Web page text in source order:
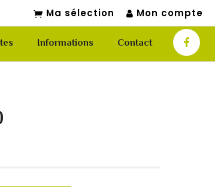
Ma sélection Mon compte
Informations Contact